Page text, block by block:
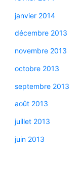
janvier 2014
décembre 2013
novembre 2013
octobre 2013
septembre 2013
août 2013
juillet 2013
juin 2013